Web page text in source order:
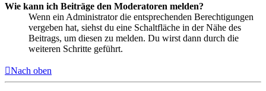
Wie kann ich Beiträge den Moderatoren melden?
Wenn ein Administrator die entsprechenden Berechtigungen
vergeben hat, siehst du eine Schaltfläche in der Nähe des
Beitrags, um diesen zu melden. Du wirst dann durch die
weiteren Schritte geführt.
Nach oben